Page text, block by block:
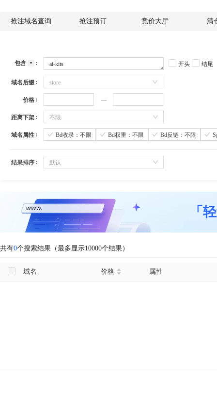
抢注域名查询 抢注预订 竞价大厅 清
包含 开头 结尾
域名后缀 store
价格
距离下架 不限
域名属性 Bd收录：不限 Bd权重：不限 Bd反链：不限
结果排序 默认
「
共有0个搜索结果（最多显示10000个结果）
域名 价格 属性